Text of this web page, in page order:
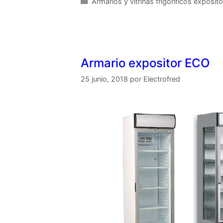
Armario expositor ECO
25 junio, 2018 por Electrofred